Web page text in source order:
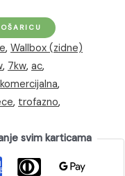
,Wallbox (zidne)
, 7kw,ac,
komercijalna,
, trofazno,
svim karticama